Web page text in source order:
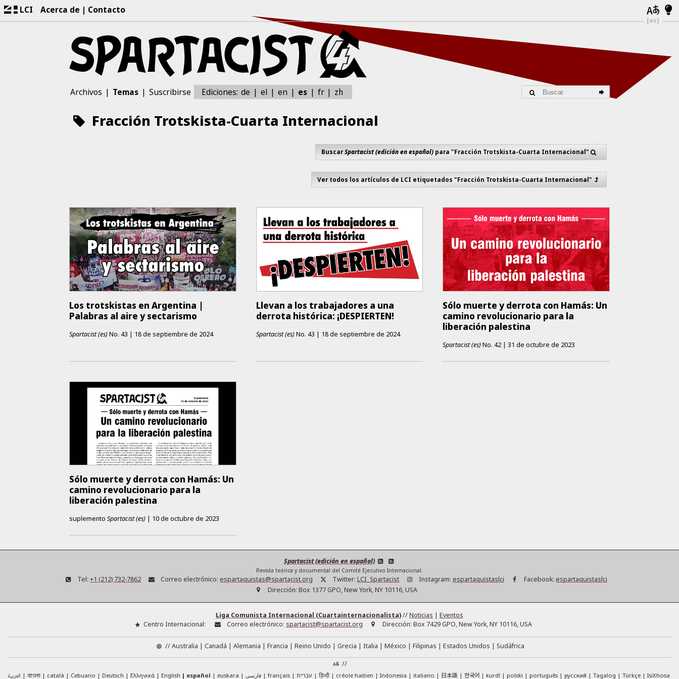
LCI Acerca de Contacto
[es]
Archivos Temas Suscribirse Ediciones: de el en es fr zh
Fracción Trotskista-Cuarta Internacional
BuscarSpartacist (edición en español) para "Fracción Trotskista-Cuarta Internacional"
Ver todos los artículos de LCI etiquetados "Fracción Trotskista-Cuarta Internacional"
Los trotskistas en Argentina |
Palabras al aire y sectarismo
Spartacist (es) No. 43 | 18 de septiembre de 2024
Llevan a los trabajadores a una
derrota histórica: ¡DESPIERTEN!
Spartacist (es) No. 43 | 18 de septiembre de 2024
Sólo muerte y derrota con Hamás: Un
camino revolucionario para la
liberación palestina
Spartacist (es) No. 42 | 31 de octubre de 2023
Sólo muerte y derrota con Hamás: Un
camino revolucionario para la
liberación palestina
suplementoSpartacist (es) | 10 de octubre de 2023
Spartacist (edición en español)
Revista teórica y documental del Comité Ejecutivo Internacional.
Tel: +1 (212) 732-7862 Correo electrónico: espartaquistas@spartacist.org Twitter: LCI_Spartacist Instagram: espartaquistaslci Facebook: espartaquistaslci
Dirección: Box 1377 GPO, New York, NY 10116, USA
Liga Comunista Internacional (Cuartainternacionalista)//Noticias | Eventos
Centro Internacional:
Correo electrónico: spartacist@spartacist.org Dirección: Box 7429 GPO, New York, NY 10116, USA
//Australia Canadá Alemania Francia Reino Unido Grecia Italia México Filipinas Estados Unidos Sudáfrica
//
العربية বাংলা català Cebuano Deutsch Ελληνικά English español euskara فارسی français עברית हिन्दी créole haïtien Indonesia italiano 日本語 한국어 kurdî polski português русский Tagalog Türkçe IsiXhosa